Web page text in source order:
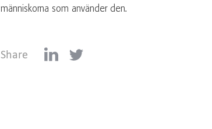
människorna som använder den.
Share